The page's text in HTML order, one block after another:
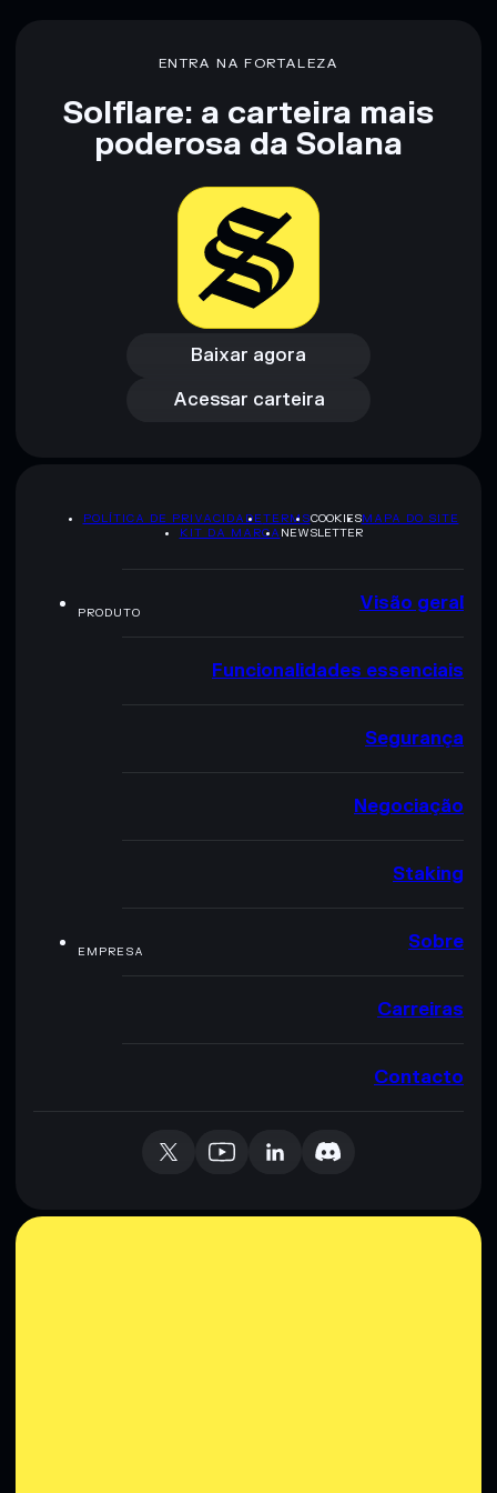
pesquisa. Dados fornecidos pelo rugcheck.xyz.
ENTRA NA FORTALEZA
Solflare: a carteira mais
poderosa da Solana
Baixar agora
Baixar agora
Acessar carteira
Acessar carteira
POLÍTICA DE PRIVACIDADETERMSCOOKIESMAPA DO SITE
KIT DA MARCA NEWSLETTER
PRODUTO Visão geral
Funcionalidades essenciais
Segurança
Negociação
Staking
EMPRESA Sobre
Carreiras
Contacto